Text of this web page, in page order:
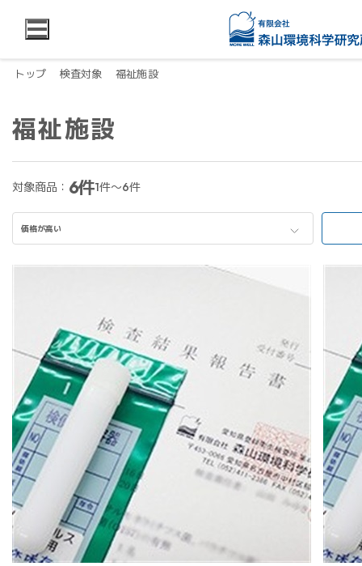
トップ 検査対象 福祉施設
福祉施設
対象商品： 6件1件～6件
価格が高い